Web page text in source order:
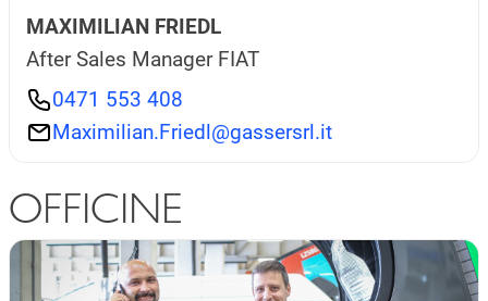
MAXIMILIAN FRIEDL
After Sales Manager FIAT
0471 553 408
Maximilian.Friedl@gassersrl.it
OFFICINE